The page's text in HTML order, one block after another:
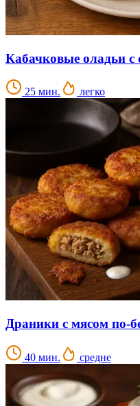
Кабачковые оладьи
25 мин. легко
Драники с мясом по-
40 мин. средне